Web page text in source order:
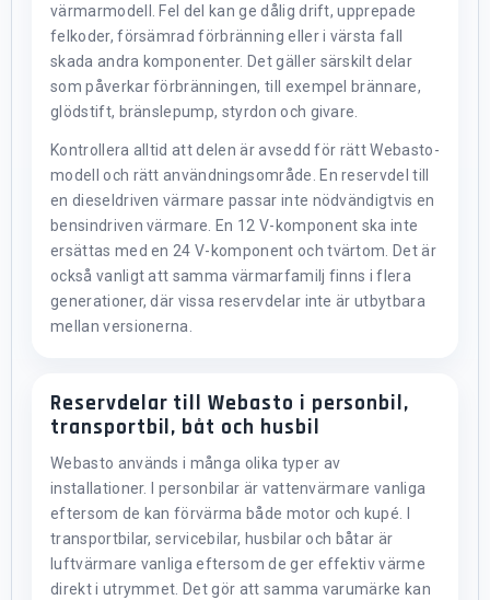
värmarmodell. Fel del kan ge dålig drift, upprepade
felkoder, försämrad förbränning eller i värsta fall
skada andra komponenter. Det gäller särskilt delar
som påverkar förbränningen, till exempel brännare,
glödstift, bränslepump, styrdon och givare.
Kontrollera alltid att delen är avsedd för rätt Webasto-
modell och rätt användningsområde. En reservdel till
en dieseldriven värmare passar inte nödvändigtvis en
bensindriven värmare. En 12 V-komponent ska inte
ersättas med en 24 V-komponent och tvärtom. Det är
också vanligt att samma värmarfamilj finns i flera
generationer, där vissa reservdelar inte är utbytbara
mellan versionerna.
Reservdelar till Webasto i personbil,
transportbil, båt och husbil
Webasto används i många olika typer av
installationer. I personbilar är vattenvärmare vanliga
eftersom de kan förvärma både motor och kupé. I
transportbilar, servicebilar, husbilar och båtar är
luftvärmare vanliga eftersom de ger effektiv värme
direkt i utrymmet. Det gör att samma varumärke kan